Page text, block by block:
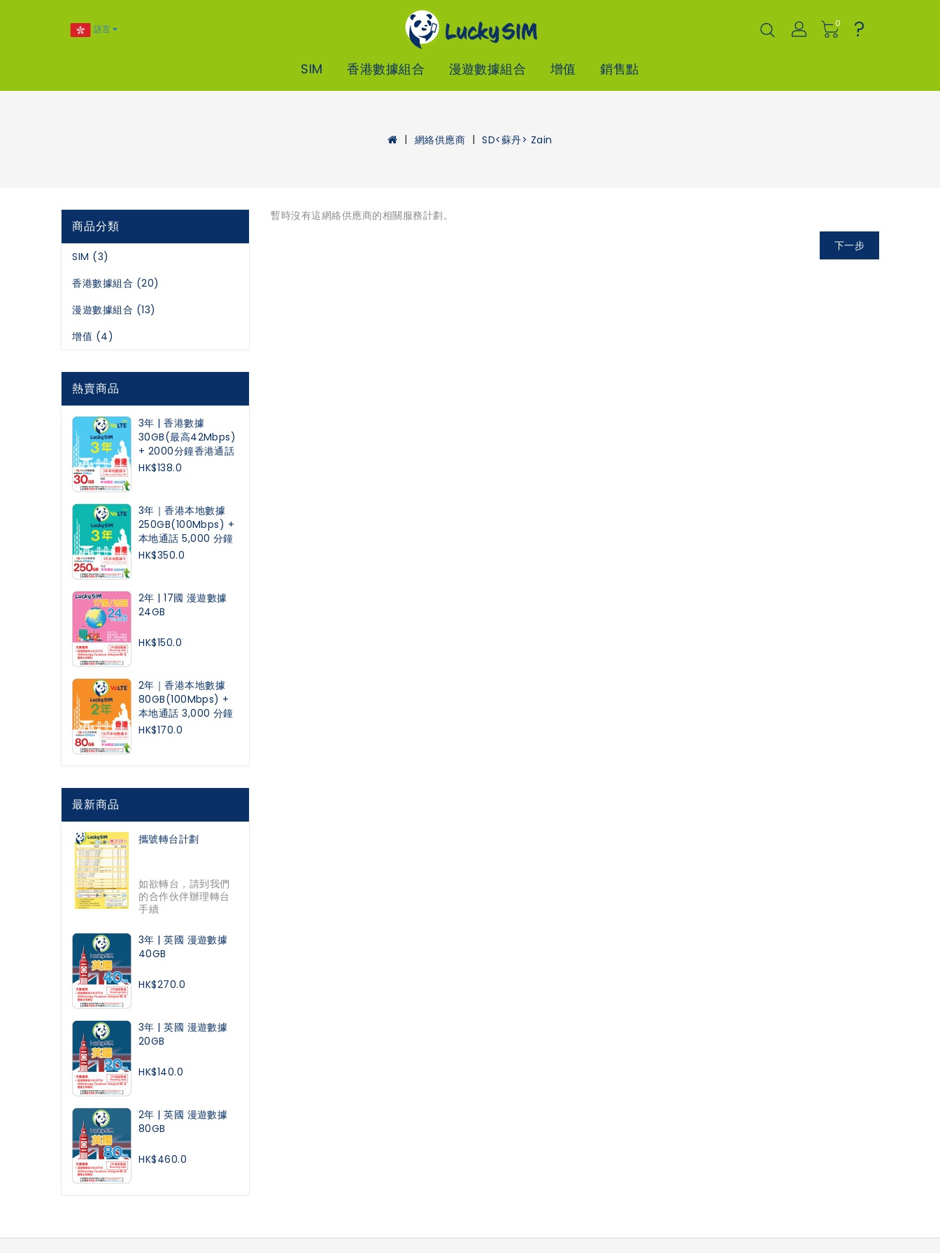
語言
0 ?
SIM 香港數據組合 漫遊數據組合 增值 銷售點
網絡供應商 SD<蘇丹> Zain
商品分類
SIM (3)
香港數據組合 (20)
漫遊數據組合 (13)
增值 (4)
熱賣商品
3年 | 香港數據
30GB(最高42Mbps)
+ 2000分鐘香港通話
HK$138.0
3年｜香港本地數據
250GB(100Mbps) +
本地通話 5,000 分鐘
HK$350.0
2年 | 17國 漫遊數據
24GB
HK$150.0
2年｜香港本地數據
80GB(100Mbps) +
本地通話 3,000 分鐘
HK$170.0
最新商品
攜號轉台計劃
如欲轉台，請到我們
的合作伙伴辦理轉台
手續
3年 | 英國 漫遊數據
40GB
HK$270.0
3年 | 英國 漫遊數據
20GB
HK$140.0
2年 | 英國 漫遊數據
80GB
HK$460.0
暫時沒有這網絡供應商的相關服務計劃。
下一步